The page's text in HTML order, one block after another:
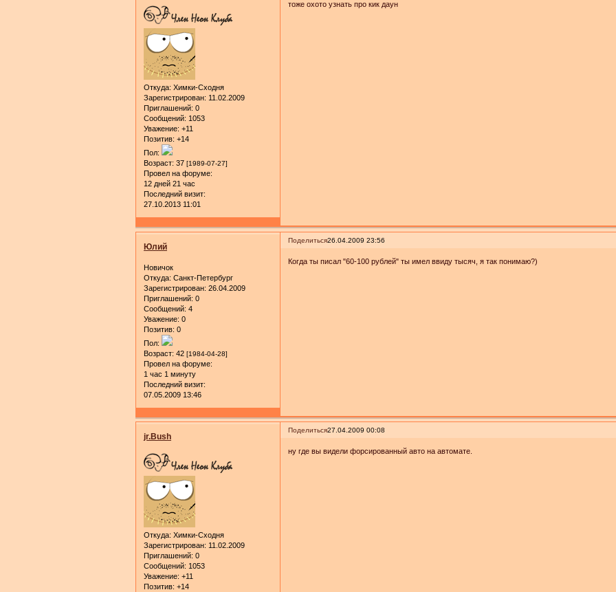
Откуда: Химки-Сходня
Зарегистрирован: 11.02.2009
Приглашений: 0
Сообщений: 1053
Уважение: +11
Позитив: +14
Пол:
Возраст: 37 [1989-07-27]
Провел на форуме:
12 дней 21 час
Последний визит:
27.10.2013 11:01
тоже охото узнать про кик даун
Поделиться26.04.2009 23:56
Юлий
Новичок
Откуда: Санкт-Петербург
Зарегистрирован: 26.04.2009
Приглашений: 0
Сообщений: 4
Уважение: 0
Позитив: 0
Пол:
Возраст: 42 [1984-04-28]
Провел на форуме:
1 час 1 минуту
Последний визит:
07.05.2009 13:46
Когда ты писал "60-100 рублей" ты имел ввиду тысяч, я так понимаю?)
Поделиться27.04.2009 00:08
jr.Bush
Откуда: Химки-Сходня
Зарегистрирован: 11.02.2009
Приглашений: 0
Сообщений: 1053
Уважение: +11
Позитив: +14
ну где вы видели форсированный авто на автомате.